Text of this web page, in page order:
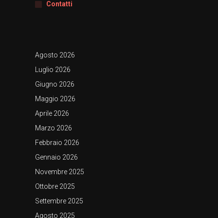
Contatti
Agosto 2026
Luglio 2026
Giugno 2026
Maggio 2026
Aprile 2026
Marzo 2026
Febbraio 2026
Gennaio 2026
Novembre 2025
Ottobre 2025
Settembre 2025
Agosto 2025